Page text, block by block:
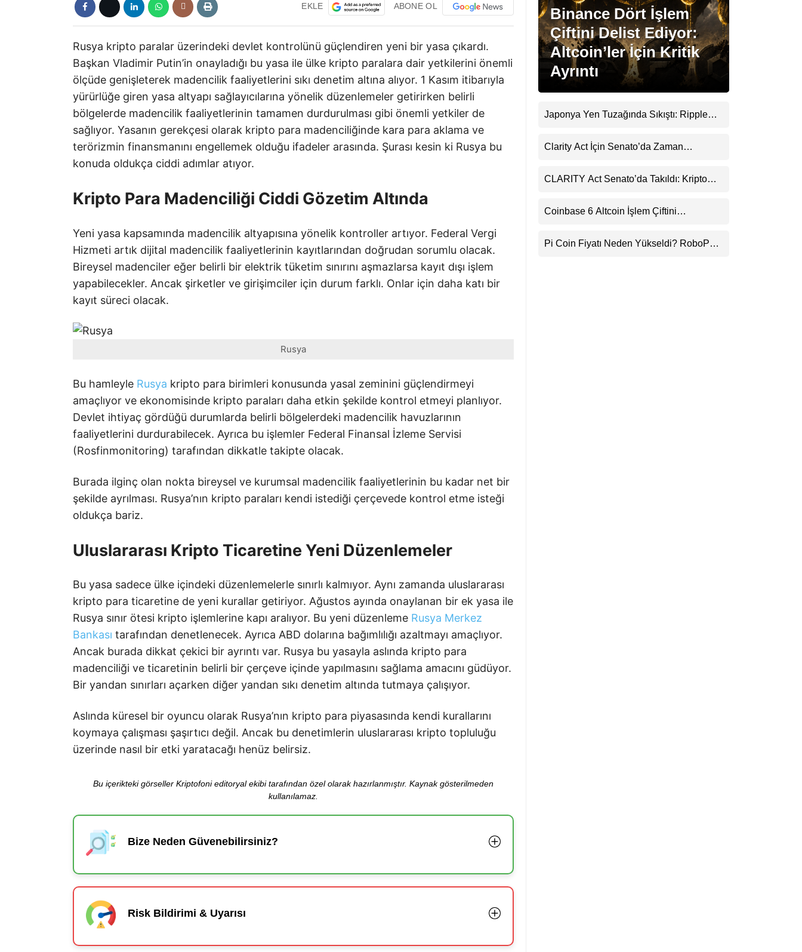
TikTok
Pinterest
Telegram
EKLE ABONE OL
Rusya kripto paralar üzerindeki devlet kontrolünü güçlendiren yeni bir yasa çıkardı.
Başkan Vladimir Putin’in onayladığı bu yasa ile ülke kripto paralara dair yetkilerini önemli
ölçüde genişleterek madencilik faaliyetlerini sıkı denetim altına alıyor. 1 Kasım itibarıyla
yürürlüğe giren yasa altyapı sağlayıcılarına yönelik düzenlemeler getirirken belirli
bölgelerde madencilik faaliyetlerinin tamamen durdurulması gibi önemli yetkiler de
sağlıyor. Yasanın gerekçesi olarak kripto para madenciliğinde kara para aklama ve
terörizmin finansmanını engellemek olduğu ifadeler arasında. Şurası kesin ki Rusya bu
konuda oldukça ciddi adımlar atıyor.
Kripto Para Madenciliği Ciddi Gözetim Altında
Yeni yasa kapsamında madencilik altyapısına yönelik kontroller artıyor. Federal Vergi
Hizmeti artık dijital madencilik faaliyetlerinin kayıtlarından doğrudan sorumlu olacak.
Bireysel madenciler eğer belirli bir elektrik tüketim sınırını aşmazlarsa kayıt dışı işlem
yapabilecekler. Ancak şirketler ve girişimciler için durum farklı. Onlar için daha katı bir
kayıt süreci olacak.
Rusya
Bu hamleyle Rusya kripto para birimleri konusunda yasal zeminini güçlendirmeyi
amaçlıyor ve ekonomisinde kripto paraları daha etkin şekilde kontrol etmeyi planlıyor.
Devlet ihtiyaç gördüğü durumlarda belirli bölgelerdeki madencilik havuzlarının
faaliyetlerini durdurabilecek. Ayrıca bu işlemler Federal Finansal İzleme Servisi
(Rosfinmonitoring) tarafından dikkatle takipte olacak.
Burada ilginç olan nokta bireysel ve kurumsal madencilik faaliyetlerinin bu kadar net bir
şekilde ayrılması. Rusya’nın kripto paraları kendi istediği çerçevede kontrol etme isteği
oldukça bariz.
Uluslararası Kripto Ticaretine Yeni Düzenlemeler
Bu yasa sadece ülke içindeki düzenlemelerle sınırlı kalmıyor. Aynı zamanda uluslararası
kripto para ticaretine de yeni kurallar getiriyor. Ağustos ayında onaylanan bir ek yasa ile
Rusya sınır ötesi kripto işlemlerine kapı aralıyor. Bu yeni düzenleme Rusya Merkez
Bankası tarafından denetlenecek. Ayrıca ABD dolarına bağımlılığı azaltmayı amaçlıyor.
Ancak burada dikkat çekici bir ayrıntı var. Rusya bu yasayla aslında kripto para
madenciliği ve ticaretinin belirli bir çerçeve içinde yapılmasını sağlama amacını güdüyor.
Bir yandan sınırları açarken diğer yandan sıkı denetim altında tutmaya çalışıyor.
Aslında küresel bir oyuncu olarak Rusya’nın kripto para piyasasında kendi kurallarını
koymaya çalışması şaşırtıcı değil. Ancak bu denetimlerin uluslararası kripto topluluğu
üzerinde nasıl bir etki yaratacağı henüz belirsiz.
Bu içerikteki görseller Kriptofoni editoryal ekibi tarafından özel olarak hazırlanmıştır. Kaynak gösterilmeden
kullanılamaz.
Bize Neden Güvenebilirsiniz?
Risk Bildirimi & Uyarısı
Binance Dört İşlem
Çiftini Delist Ediyor:
Altcoin’ler İçin Kritik
Ayrıntı
Japonya Yen Tuzağında Sıkıştı: Ripple
Clarity Act İçin Senato’da Zaman
CLARITY Act Senato’da Takıldı: Kripto
Coinbase 6 Altcoin İşlem Çiftini
Pi Coin Fiyatı Neden Yükseldi? RoboPay